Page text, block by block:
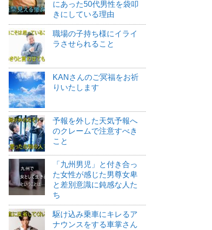
にあった50代男性を袋叩
きにしている理由
職場の子持ち様にイライ
ラさせられること
KANさんのご冥福をお祈
りいたします
予報を外した天気予報へ
のクレームで注意すべき
こと
「九州男児」と付き合っ
た女性が感じた男尊女卑
と差別意識に鈍感な人た
ち
駆け込み乗車にキレるア
ナウンスをする車掌さん